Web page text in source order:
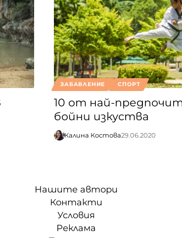
ЗАБАВЛЕНИЕ СПОРТ
10 от най-
бойни изкуства
Калина Костова29.06.2020
Нашите автори
Контакти
Условия
Реклама